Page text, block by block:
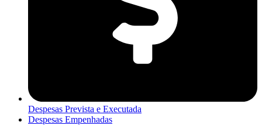
Despesas Prevista e Executada
Despesas Empenhadas